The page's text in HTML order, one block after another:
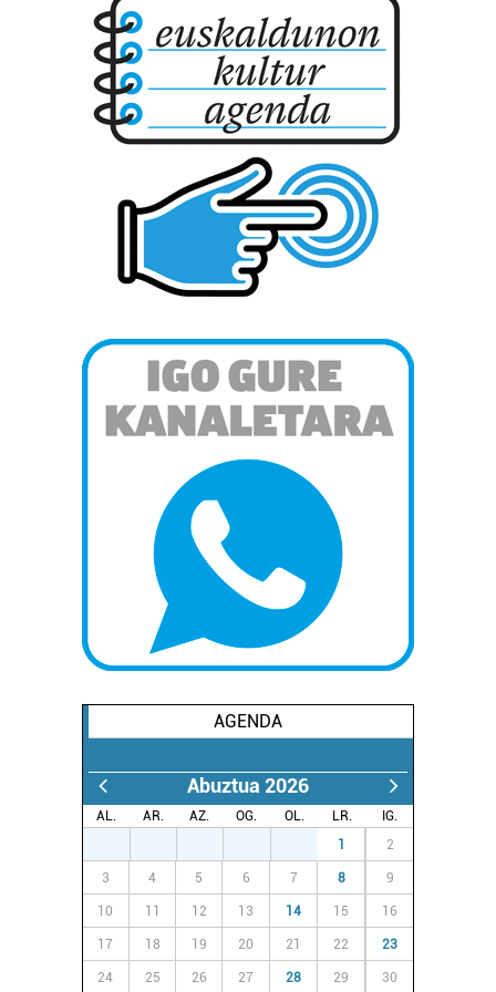
Webgune honek cookie propioak eta hirugarrenen cookie-
fitxategiak erabiltzen ditu. Zure esperientzia eta
zerbitzuak hobetzeko asmoz, cookie teknologiaz
baliatzen gara. Ohar hau onartuz gero, teknologia hori
erabiltzeko baimen esplizitua ematen diguzu.Gehiago
AGENDA
Abuztua 2026
AL. AR. AZ. OG. OL. LR.
IG.
1 2
3 4 5 6 7 8 9
10 11 12 13 14 15 16
17 18 19 20 21 22 23
24 25 26 27 28 29 30